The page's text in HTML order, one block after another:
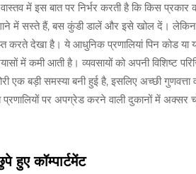
में इस बात पर निर्भर करती है कि किस
में सस्ते हैं, बस कुंडी डालें और इसे खोल दें। लेकिन
करते देखा है। ये आधुनिक प्रणालियां पिन कोड
में कमी आती है। व्यवसायों को अपनी विशिष्ट
एक बड़ी समस्या बनी हुई है, इसलिए अच्छी गुणवत्ता
प्रणालियों पर अपग्रेड करने वाली दुकानों में अक्सर
हुए कॉम्पार्टमेंट